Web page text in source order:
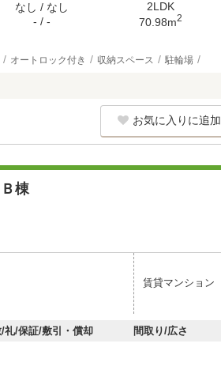
なし / なし
- / -
2LDK
70.98m2
オートロック付き 収納スペース 駐輪場
お気に入りに追加
棟
賃貸マンション
礼/保証/敷引・償却 間取り/広さ